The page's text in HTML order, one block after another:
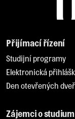
Přijímací řízení
Studijní programy
Elektronická
Den otevřených
Zájemci o studium